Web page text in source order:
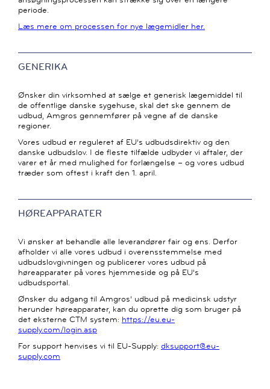
periode.
Læs mere om processen for nye lægemidler her.
GENERIKA
Ønsker din virksomhed at sælge et generisk lægemiddel til
de offentlige danske sygehuse, skal det ske gennem de
udbud, Amgros gennemfører på vegne af de danske
regioner.
Vores udbud er reguleret af EU’s udbudsdirektiv og den
danske udbudslov. I de fleste tilfælde udbyder vi aftaler, der
varer et år med mulighed for forlængelse – og vores udbud
træder som oftest i kraft den 1. april.
HØREAPPARATER
Vi ønsker at behandle alle leverandører fair og ens. Derfor
afholder vi alle vores udbud i overensstemmelse med
udbudslovgivningen og publicerer vores udbud på
høreapparater på vores hjemmeside og på EU's
udbudsportal.
Ønsker du adgang til Amgros’ udbud på medicinsk udstyr
herunder høreapparater, kan du oprette dig som bruger på
det eksterne CTM system: https://eu.eu-
supply.com/login.asp
For support henvises vi til EU-Supply: dksupport@eu-
supply.com